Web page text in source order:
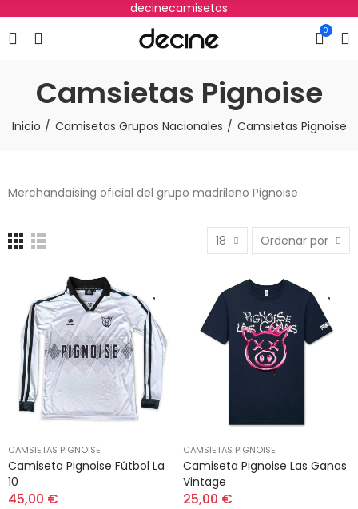
decinecamisetas
0
Camsietas Pignoise
Inicio Camisetas Grupos Nacionales Camsietas Pignoise
Merchandaising oficial del grupo madrileño Pignoise
18 Ordenar por
CAMSIETAS PIGNOISE
Camiseta Pignoise Fútbol La
10
45,00 €
CAMSIETAS PIGNOISE
Camiseta Pignoise Las Ganas
Vintage
25,00 €